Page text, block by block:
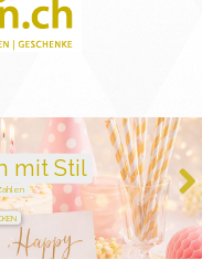
mit Stil